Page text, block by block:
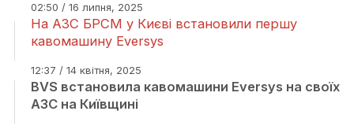
02:50 / 16 липня, 2025
На АЗС БРСМ у Києві встановили першу
кавомашину Eversys
12:37 / 14 квітня, 2025
BVS встановила кавомашини Eversys на своїх
АЗС на Київщині